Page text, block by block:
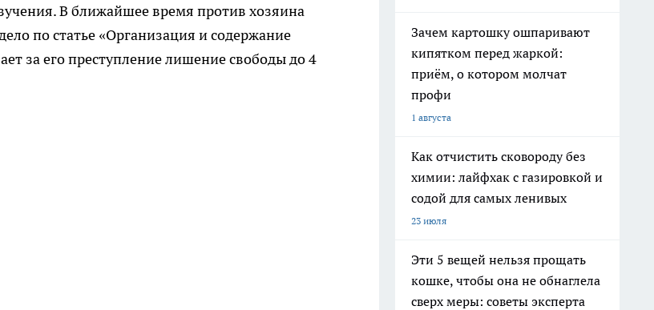
В ближайшее время против хозяина
по статье «Организация и содержание
за его преступление лишение свободы до 4
Зачем картошку ошпаривают
кипятком перед жаркой:
приём, о котором молчат
профи
1 августа
Как отчистить сковороду без
химии: лайфхак с газировкой и
содой для самых ленивых
23 июля
Эти 5 вещей нельзя прощать
кошке, чтобы она не обнаглела
сверх меры: советы эксперта